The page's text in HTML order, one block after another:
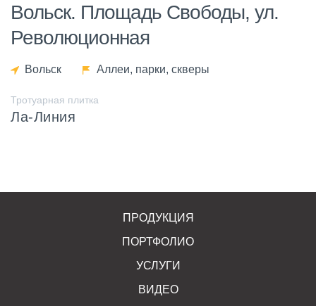
Вольск. Площадь Свободы, ул.
Революционная
Вольск Аллеи, парки, скверы
Тротуарная плитка
Ла-Линия
ПРОДУКЦИЯ
ПОРТФОЛИО
УСЛУГИ
ВИДЕО